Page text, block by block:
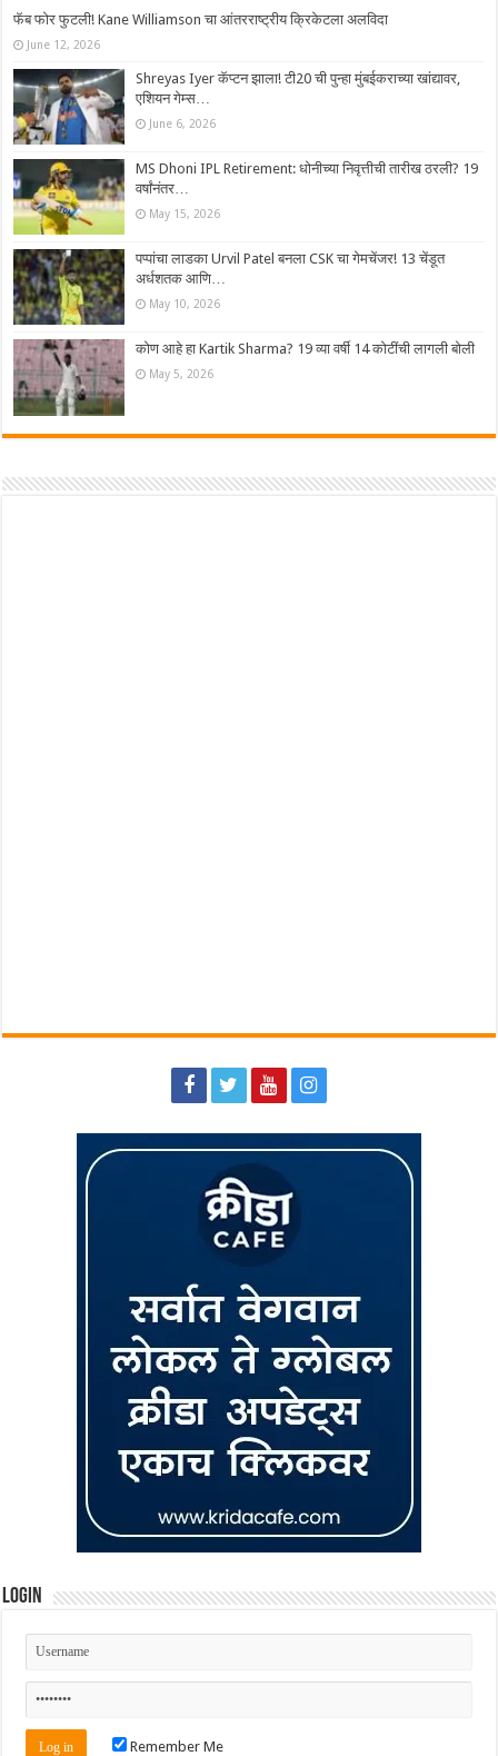
फॅब फोर फुटली! Kane Williamson चा आंतरराष्ट्रीय क्रिकेटला अलविदा
June 12, 2026
Shreyas Iyer कॅप्टन झाला! टी20 ची पुन्हा मुंबईकराच्या खांद्यावर,
एशियन गेम्स…
June 6, 2026
MS Dhoni IPL Retirement: धोनीच्या निवृत्तीची तारीख ठरली? 19
वर्षांनंतर…
May 15, 2026
पप्पांचा लाडका Urvil Patel बनला CSK चा गेमचेंजर! 13 चेंडूत
अर्धशतक आणि…
May 10, 2026
कोण आहे हा Kartik Sharma? 19 व्या वर्षी 14 कोटींची लागली बोली
May 5, 2026
Login
Remember Me